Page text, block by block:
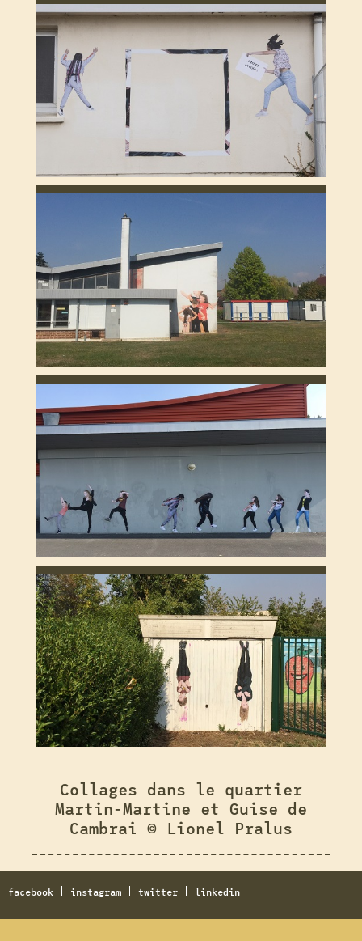
Collages dans le quartier
Martin-Martine et Guise de
Cambrai © Lionel Pralus
facebook instagram twitter linkedin